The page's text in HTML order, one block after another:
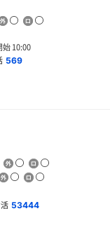
始 10:00
569
53444